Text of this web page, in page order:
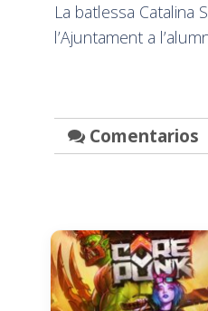
La batlessa Catalina
l’Ajuntament a
Comentarios